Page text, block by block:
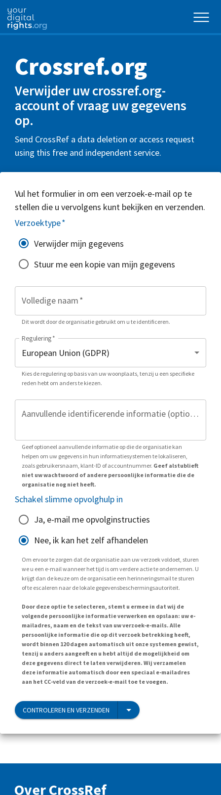
Crossref.org
Verwijder uw crossref.org-
account of vraag uw gegevens
op.
Send CrossRef a data deletion or access request
using this free and independent service.
Vul het formulier in om een verzoek-e-mail op te
stellen die u vervolgens kunt bekijken en verzenden.
Verzoektype*
Verwijder mijn gegevens
Stuur me een kopie van mijn gegevens
Volledige naam*
Dit wordt door de organisatie gebruikt om u te identificeren.
Regulering*
Kies de regulering op basis van uw woonplaats, tenzij u een specifieke
reden hebt om anders te kiezen.
Aanvullende identificerende informatie (optioneel)
Geef optioneel aanvullende informatie op die de organisatie kan
helpen om uw gegevens in hun informatiesystemen te lokaliseren,
zoals gebruikersnaam, klant-ID of accountnummer. Geef alstublieft
niet uw wachtwoord of andere persoonlijke informatie die de
organisatie nog niet heeft.
Schakel slimme opvolghulp in
Ja, e-mail me opvolginstructies
Nee, ik kan het zelf afhandelen
Om ervoor te zorgen dat de organisatie aan uw verzoek voldoet, sturen
we u een e-mail wanneer het tijd is om verdere actie te ondernemen. U
krijgt dan de keuze om de organisatie een herinneringsmail te sturen
of te escaleren naar de lokale gegevensbeschermingsautoriteit.
Door deze optie te selecteren, stemt u ermee in dat wij de
volgende persoonlijke informatie verwerken en opslaan: uw e-
mailadres, naam en de tekst van uw verzoek-e-mails. Alle
persoonlijke informatie die op dit verzoek betrekking heeft,
wordt binnen 120 dagen automatisch uit onze systemen gewist,
tenzij u anders aangeeft en u hebt altijd de mogelijkheid om
deze gegevens direct te laten verwijderen. Wij verzamelen
deze informatie automatisch door een speciaal e-mailadres
aan het CC-veld van de verzoek-e-mail toe te voegen.
CONTROLEREN EN VERZENDEN
Over CrossRef